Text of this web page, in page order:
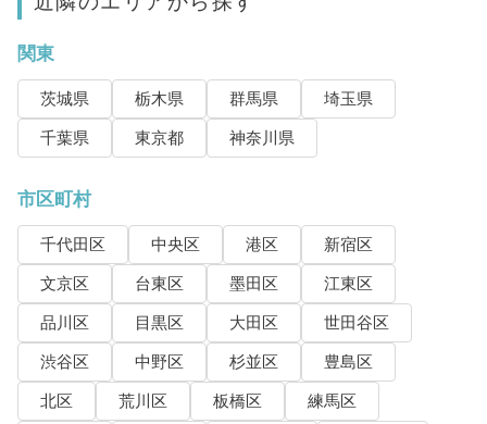
関東
茨城県 栃木県 群馬県
埼玉県
千葉県
東京都 神奈川県
市区町村
千代田区 中央区 港区
新宿区
文京区
台東区 墨田区
江東区
品川区
目黒区 大田区
世田谷区
渋谷区
中野区 杉並区
豊島区
北区
荒川区 板橋区
練馬区